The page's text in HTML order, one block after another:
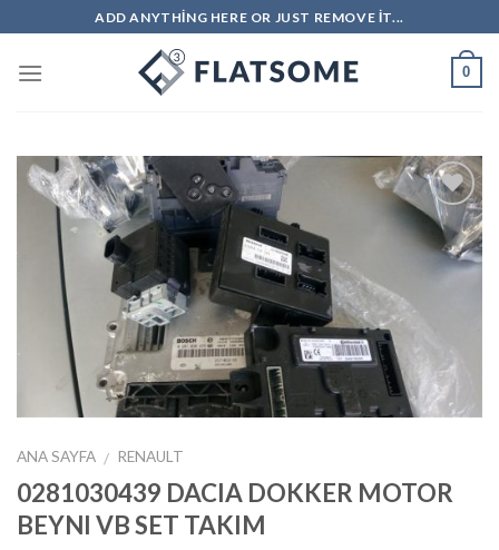
to
content
ADD ANYTHING HERE OR JUST REMOVE IT...
0
İstek
ANA SAYFA / RENAULT
0281030439 DACIA DOKKER MOTOR
BEYNI VB SET TAKIM